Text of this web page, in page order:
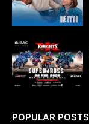
POPULAR POSTS